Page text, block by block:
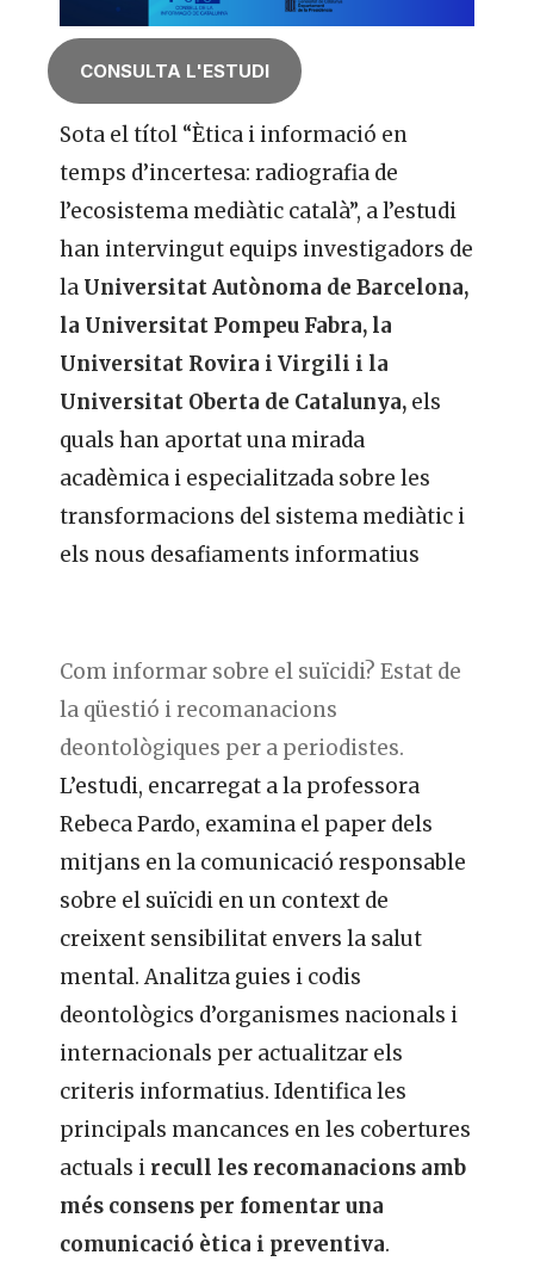
CONSULTA L'ESTUDI
Sota el títol “Ètica i informació en
temps d’incertesa: radiografia de
l’ecosistema mediàtic català”, a l’estudi
han intervingut equips investigadors de
la Universitat Autònoma de Barcelona,
la Universitat Pompeu Fabra, la
Universitat Rovira i Virgili i la
Universitat Oberta de Catalunya, els
quals han aportat una mirada
acadèmica i especialitzada sobre les
transformacions del sistema mediàtic i
els nous desafiaments informatius
Com informar sobre el suïcidi? Estat de
la qüestió i recomanacions
deontològiques per a periodistes.
L’estudi, encarregat a la professora
Rebeca Pardo, examina el paper dels
mitjans en la comunicació responsable
sobre el suïcidi en un context de
creixent sensibilitat envers la salut
mental. Analitza guies i codis
deontològics d’organismes nacionals i
internacionals per actualitzar els
criteris informatius. Identifica les
principals mancances en les cobertures
actuals i recull les recomanacions amb
més consens per fomentar una
comunicació ètica i preventiva.